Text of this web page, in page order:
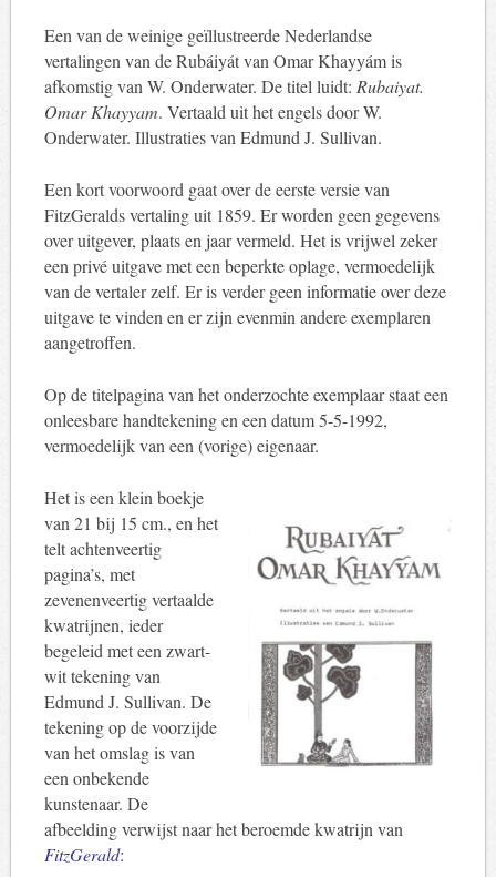
Een van de weinige geïllustreerde Nederlandse
vertalingen van de Rubáiyát van Omar Khayyám is
afkomstig van W. Onderwater. De titel luidt: Rubaiyat.
Omar Khayyam. Vertaald uit het engels door W.
Onderwater. Illustraties van Edmund J. Sullivan.
Een kort voorwoord gaat over de eerste versie van
FitzGeralds vertaling uit 1859. Er worden geen gegevens
over uitgever, plaats en jaar vermeld. Het is vrijwel zeker
een privé uitgave met een beperkte oplage, vermoedelijk
van de vertaler zelf. Er is verder geen informatie over deze
uitgave te vinden en er zijn evenmin andere exemplaren
aangetroffen.
Op de titelpagina van het onderzochte exemplaar staat een
onleesbare handtekening en een datum 5-5-1992,
vermoedelijk van een (vorige) eigenaar.
Het is een klein boekje
van 21 bij 15 cm., en het
telt achtenveertig
pagina’s, met
zevenenveertig vertaalde
kwatrijnen, ieder
begeleid met een zwart-
wit tekening van
Edmund J. Sullivan. De
tekening op de voorzijde
van het omslag is van
een onbekende
kunstenaar. De
afbeelding verwijst naar het beroemde kwatrijn van
FitzGerald: